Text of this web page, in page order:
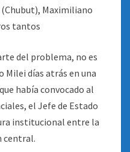
Maximiliano
tantos
del problema, no es
Milei días atrás en una
había convocado al
el Jefe de Estado
institucional entre la
central.